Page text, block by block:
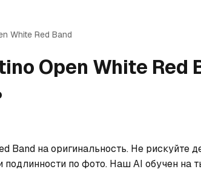
White Red Band
Open White Red
Band на оригинальность. Не рискуйте
по фото. Наш AI обучен на